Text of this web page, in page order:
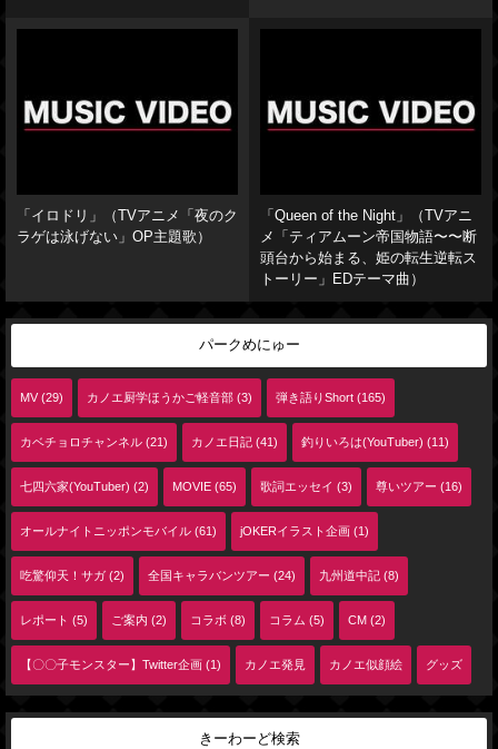
「イロドリ」（TVアニメ「夜のク
ラゲは泳げない」OP主題歌）
「Queen of the Night」（TVアニ
メ「ティアムーン帝国物語〜〜断
頭台から始まる、姫の転生逆転ス
トーリー」EDテーマ曲）
パークめにゅー
MV (29) カノエ厨学ほうかご軽音部 (3) 弾き語りShort (165)
カベチョロチャンネル (21) カノエ日記 (41) 釣りいろは(YouTuber) (11)
七四六家(YouTuber) (2) MOVIE (65) 歌詞エッセイ (3) 尊いツアー (16)
オールナイトニッポンモバイル (61) jOKERイラスト企画 (1)
吃驚仰天！サガ (2) 全国キャラバンツアー (24) 九州道中記 (8)
レポート (5) ご案内 (2) コラボ (8) コラム (5) CM (2)
【〇〇子モンスター】Twitter企画 (1) カノエ発見 カノエ似顔絵 グッズ
きーわーど検索